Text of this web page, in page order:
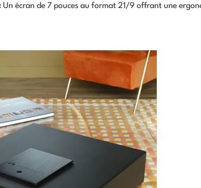
Un écran de 7 pouces au format 21/9 offrant une